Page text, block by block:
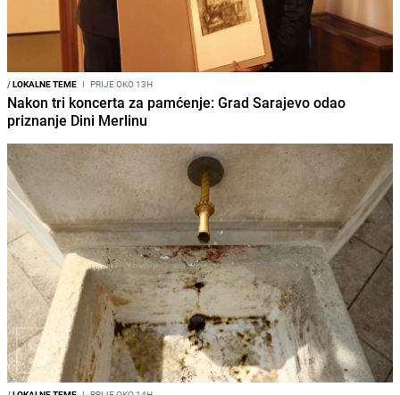
/LOKALNE TEME I PRIJE OKO 13H
Nakon tri koncerta za pamćenje: Grad Sarajevo odao
priznanje Dini Merlinu